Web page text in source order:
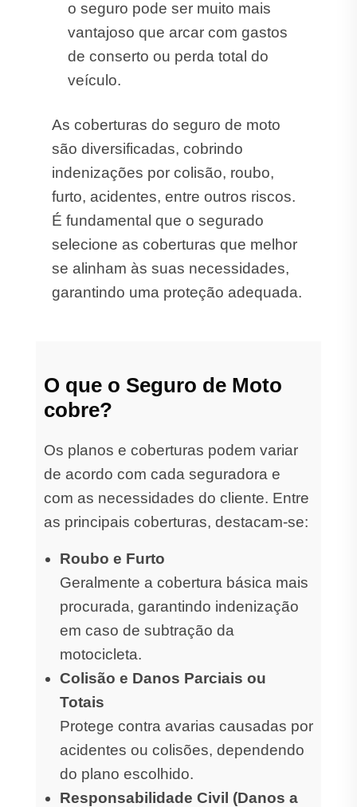
o seguro pode ser muito mais
vantajoso que arcar com gastos
de conserto ou perda total do
veículo.
As coberturas do seguro de moto
são diversificadas, cobrindo
indenizações por colisão, roubo,
furto, acidentes, entre outros riscos.
É fundamental que o segurado
selecione as coberturas que melhor
se alinham às suas necessidades,
garantindo uma proteção adequada.
O que o Seguro de Moto
cobre?
Os planos e coberturas podem variar
de acordo com cada seguradora e
com as necessidades do cliente. Entre
as principais coberturas, destacam-se:
Roubo e Furto
Geralmente a cobertura básica mais
procurada, garantindo indenização
em caso de subtração da
motocicleta.
Colisão e Danos Parciais ou
Totais
Protege contra avarias causadas por
acidentes ou colisões, dependendo
do plano escolhido.
Responsabilidade Civil (Danos a